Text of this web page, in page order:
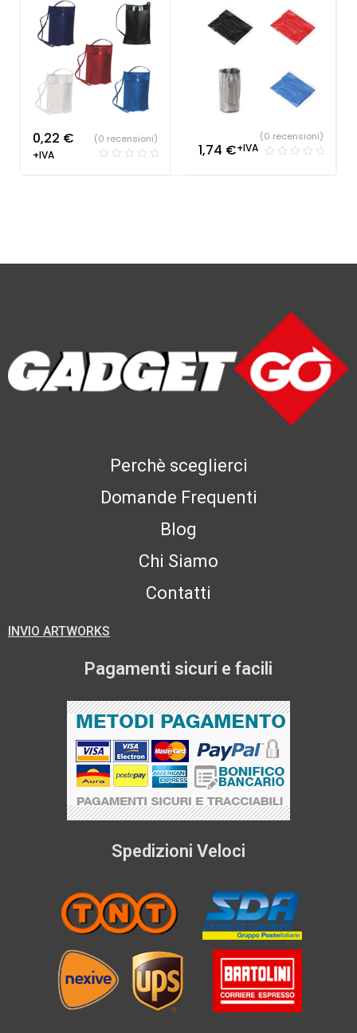
0,22 €
+IVA
(0 recensioni)
1,74 €+IVA
(0 recensioni)
Perchè sceglierci
Domande Frequenti
Blog
Chi Siamo
Contatti
INVIO ARTWORKS
Pagamenti sicuri e facili
Spedizioni Veloci